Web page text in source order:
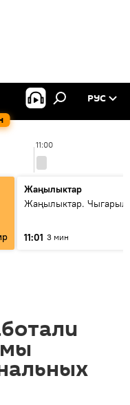
РУС
11:00
Жаңылыктар
Жаңылыктар.
11:01 3 мин